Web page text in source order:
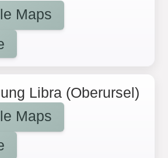
Maps
Libra (Oberursel)
Maps